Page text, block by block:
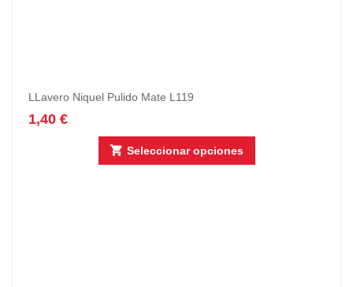
LLavero Niquel Pulido Mate L119
1,40 €
Seleccionar opciones